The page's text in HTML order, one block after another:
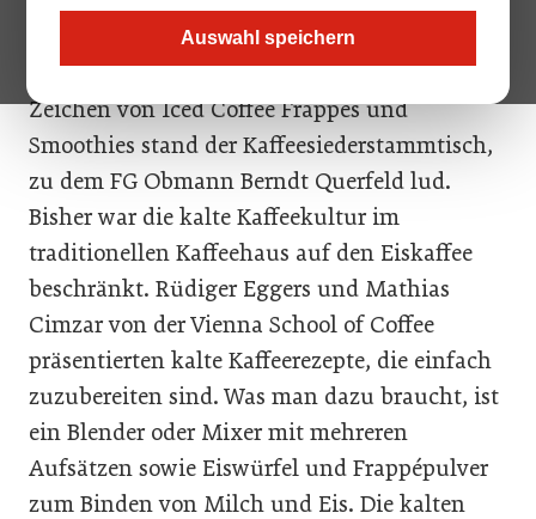
Auswahl speichern
können sich auch die Wiener Kaffeehäuser
nicht mehr verschließen – und ganz im
Zeichen von Iced Coffee Frappés und
Smoothies stand der Kaffeesiederstammtisch,
zu dem FG Obmann Berndt Querfeld lud.
Bisher war die kalte Kaffeekultur im
traditionellen Kaffeehaus auf den Eiskaffee
beschränkt. Rüdiger Eggers und Mathias
Cimzar von der Vienna School of Coffee
präsentierten kalte Kaffeerezepte, die einfach
zuzubereiten sind. Was man dazu braucht, ist
ein Blender oder Mixer mit mehreren
Aufsätzen sowie Eiswürfel und Frappépulver
zum Binden von Milch und Eis. Die kalten